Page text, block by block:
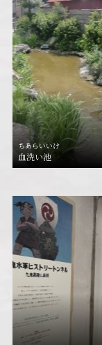
ちあらいいけ
血洗い池